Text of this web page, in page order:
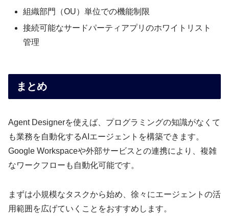
組織部門（OU）単位での機能制限
接続可能なサードパーティアプリのホワイトリスト
管理
まとめ
Agent Designerを使えば、プログラミングの知識がなくて
も業務を自動化するAIエージェントを構築できます。
Google Workspaceや外部サービスとの連携により、複雑
なワークフローも自動化可能です。
まずは小規模なタスクから始め、徐々にエージェントの活
用範囲を広げていくことをおすすめします。